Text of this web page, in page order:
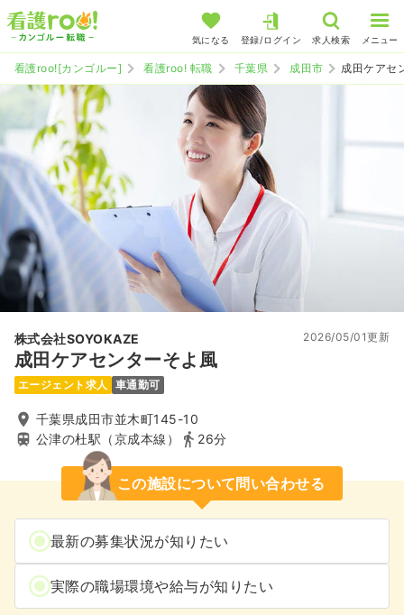
気になる 登録/ログイン 求人検索 メニュー
看護roo![カンゴルー] 看護roo! 転職 千葉県 成田市 成田ケアセ
株式会社SOYOKAZE
成田ケアセンターそよ風
2026/05/01更新
エージェント求人 車通勤可
千葉県成田市並木町145-10
公津の杜駅（京成本線）
26分
この施設について問い合わせる
最新の募集状況が知りたい
実際の職場環境や給与が知りたい